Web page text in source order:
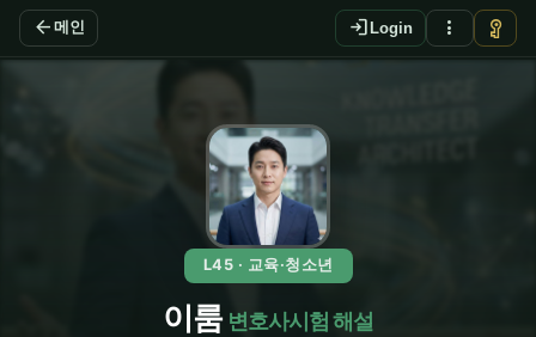
arrow_back 메인 login Login more_vert vpn_key
L45 · 교육·청소년
이룸 변호사시험 해설